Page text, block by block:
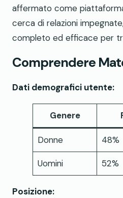
affermato come
cerca di relazioni
completo ed efficace per
Comprendere
Dati demografici utente:
Genere
Donne 48%
Uomini 52%
Posizione: